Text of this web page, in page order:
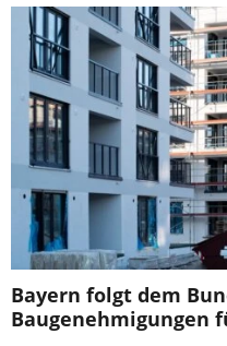
Bayern folgt dem
Baugenehmigungen